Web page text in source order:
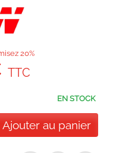
20%
TTC
EN STOCK
Ajouter au panier